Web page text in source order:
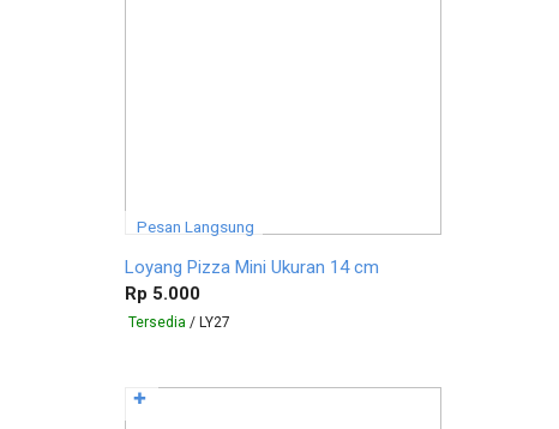
Pesan Langsung
Loyang Pizza Mini Ukuran 14 cm
Rp 5.000
Tersedia / LY27
✚